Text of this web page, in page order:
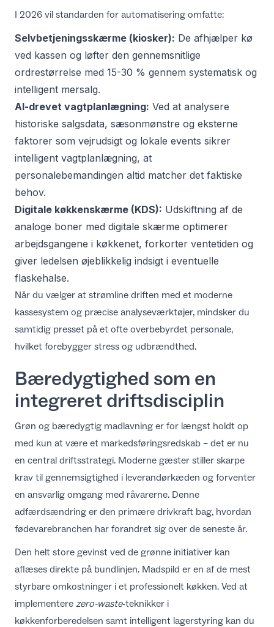
I 2026 vil standarden for automatisering omfatte:
Selvbetjeningsskærme (kiosker): De afhjælper kø
ved kassen og løfter den gennemsnitlige
ordrestørrelse med 15-30 % gennem systematisk og
intelligent mersalg.
AI-drevet vagtplanlægning: Ved at analysere
historiske salgsdata, sæsonmønstre og eksterne
faktorer som vejrudsigt og lokale events sikrer
intelligent vagtplanlægning, at
personalebemandingen altid matcher det faktiske
behov.
Digitale køkkenskærme (KDS): Udskiftning af de
analoge boner med digitale skærme optimerer
arbejdsgangene i køkkenet, forkorter ventetiden og
giver ledelsen øjeblikkelig indsigt i eventuelle
flaskehalse.
Når du vælger at strømline driften med et moderne
kassesystem og præcise analyseværktøjer, mindsker du
samtidig presset på et ofte overbebyrdet personale,
hvilket forebygger stress og udbrændthed.
Bæredygtighed som en
integreret driftsdisciplin
Grøn og bæredygtig madlavning er for længst holdt op
med kun at være et markedsføringsredskab – det er nu
en central driftsstrategi. Moderne gæster stiller skarpe
krav til gennemsigtighed i leverandørkæden og forventer
en ansvarlig omgang med råvarerne. Denne
adfærdsændring er den primære drivkraft bag, hvordan
fødevarebranchen har forandret sig over de seneste år.
Den helt store gevinst ved de grønne initiativer kan
aflæses direkte på bundlinjen. Madspild er en af de mest
styrbare omkostninger i et professionelt køkken. Ved at
implementere zero-waste-teknikker i
køkkenforberedelsen samt intelligent lagerstyring kan du